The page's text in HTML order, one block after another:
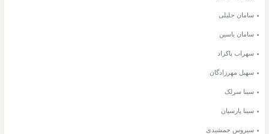
سامان جلیلی
سامان یاسین
سهراب پاکزاد
سهیل مهرزادگان
سینا سرلک
سینا پارسیان
سیروس جمشیدی